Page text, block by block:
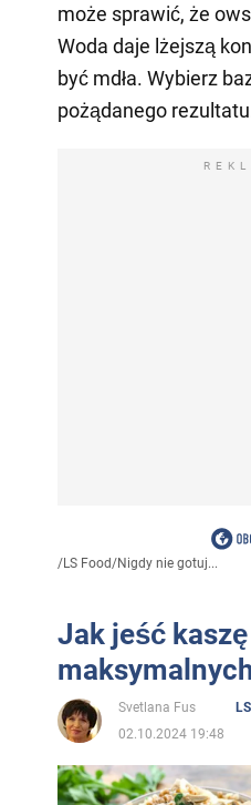
może sprawić, że
Woda daje lżejszą
być mdła. Wybierz
pożądanego
/LS Food/Nigdy nie gotuj...
Jak jeść
Svetlana Fus
02.10.2024 19:48